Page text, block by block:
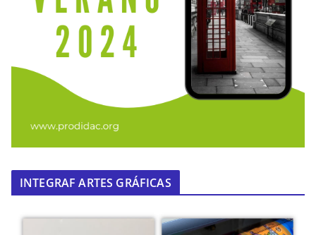
INTEGRAF ARTES GRÁFICAS